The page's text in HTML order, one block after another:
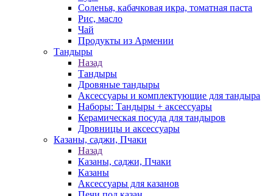
Соленья, кабачковая икра, томатная паста
Рис, масло
Чай
Продукты из Армении
Тандыры
Назад
Тандыры
Дровяные тандыры
Аксессуары и комплектующие для тандыра
Наборы: Тандыры + аксессуары
Керамическая посуда для тандыров
Дровницы и аксессуары
Казаны, саджи, Пчаки
Назад
Казаны, саджи, Пчаки
Казаны
Аксессуары для казанов